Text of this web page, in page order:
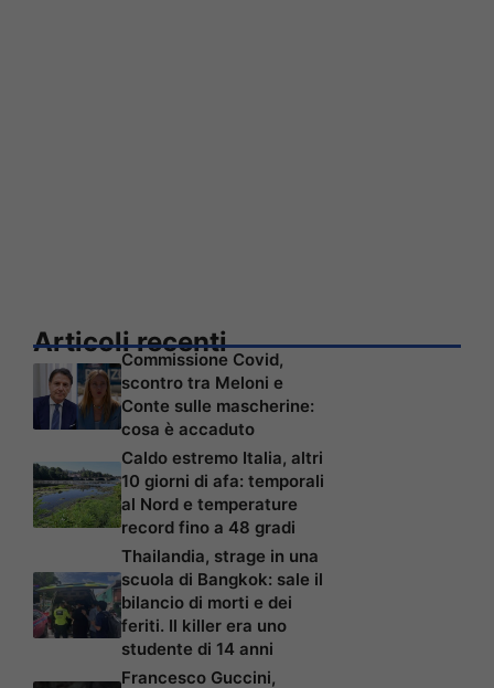
Articoli recenti
Commissione Covid,
scontro tra Meloni e
Conte sulle mascherine:
cosa è accaduto
Caldo estremo Italia, altri
10 giorni di afa: temporali
al Nord e temperature
record fino a 48 gradi
Thailandia, strage in una
scuola di Bangkok: sale il
bilancio di morti e dei
feriti. Il killer era uno
studente di 14 anni
Francesco Guccini,